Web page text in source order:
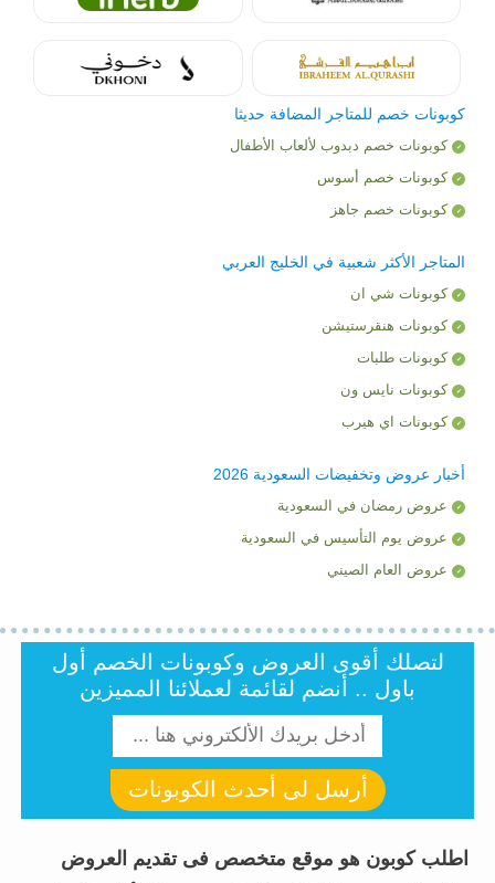
كوبونات خصم للمتاجر المضافة حديثا
كوبونات خصم دبدوب لألعاب الأطفال
كوبونات خصم أسوس
كوبونات خصم جاهز
المتاجر الأكثر شعبية في الخليج العربي
كوبونات شي ان
كوبونات هنقرستيشن
كوبونات طلبات
كوبونات نايس ون
كوبونات اي هيرب
أخبار عروض وتخفيضات السعودية 2026
عروض رمضان في السعودية
عروض يوم التأسيس في السعودية
عروض العام الصيني
لتصلك أقوى العروض وكوبونات الخصم أول
باول .. أنضم لقائمة لعملائنا المميزين
أرسل لى أحدث الكوبونات
اطلب كوبون هو موقع متخصص فى تقديم العروض